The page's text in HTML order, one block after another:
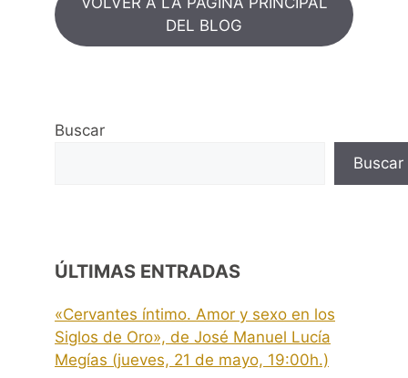
DEL BLOG
Buscar
Buscar
ÚLTIMAS ENTRADAS
«Cervantes íntimo. Amor y sexo en los
Siglos de Oro», de José Manuel Lucía
Megías (jueves, 21 de mayo, 19:00h.)